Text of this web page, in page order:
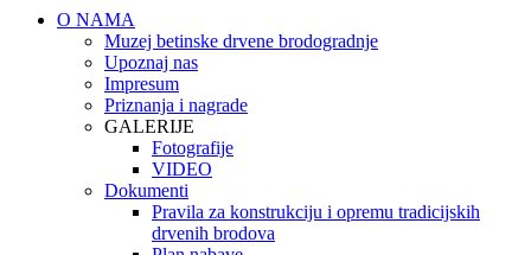
O NAMA
Muzej betinske drvene brodogradnje
Upoznaj nas
Impresum
Priznanja i nagrade
GALERIJE
Fotografije
VIDEO
Dokumenti
Pravila za konstrukciju i opremu tradicijskih
drvenih brodova